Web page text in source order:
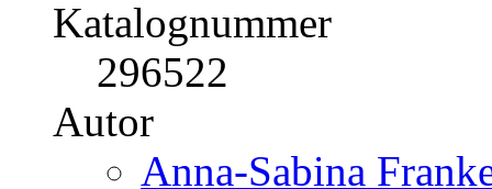
Katalognummer
296522
Autor